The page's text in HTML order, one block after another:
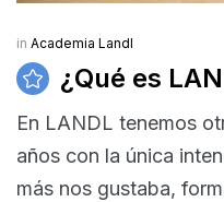
in Academia Landl
¿Qué es
En LANDL tenemos
años con la única
más nos gustaba,